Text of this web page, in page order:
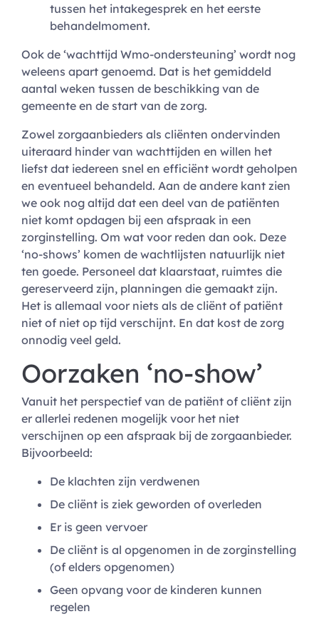
tussen het intakegesprek en het eerste
behandelmoment.
Ook de ‘wachttijd Wmo-ondersteuning’ wordt nog
weleens apart genoemd. Dat is het gemiddeld
aantal weken tussen de beschikking van de
gemeente en de start van de zorg.
Zowel zorgaanbieders als cliënten ondervinden
uiteraard hinder van wachttijden en willen het
liefst dat iedereen snel en efficiënt wordt geholpen
en eventueel behandeld. Aan de andere kant zien
we ook nog altijd dat een deel van de patiënten
niet komt opdagen bij een afspraak in een
zorginstelling. Om wat voor reden dan ook. Deze
‘no-shows’ komen de wachtlijsten natuurlijk niet
ten goede. Personeel dat klaarstaat, ruimtes die
gereserveerd zijn, planningen die gemaakt zijn.
Het is allemaal voor niets als de cliënt of patiënt
niet of niet op tijd verschijnt. En dat kost de zorg
onnodig veel geld.
Oorzaken ‘no-show’
Vanuit het perspectief van de patiënt of cliënt zijn
er allerlei redenen mogelijk voor het niet
verschijnen op een afspraak bij de zorgaanbieder.
Bijvoorbeeld:
De klachten zijn verdwenen
De cliënt is ziek geworden of overleden
Er is geen vervoer
De cliënt is al opgenomen in de zorginstelling
(of elders opgenomen)
Geen opvang voor de kinderen kunnen
regelen